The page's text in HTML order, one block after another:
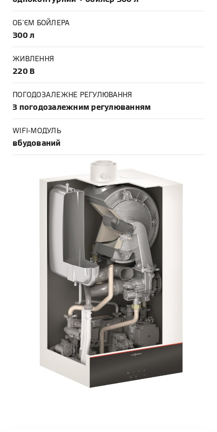
ОБ'ЄМ БОЙЛЕРА
300 л
ЖИВЛЕННЯ
220 В
ПОГОДОЗАЛЕЖНЕ РЕГУЛЮВАННЯ
З погодозалежним регулюванням
WIFI-МОДУЛЬ
вбудований